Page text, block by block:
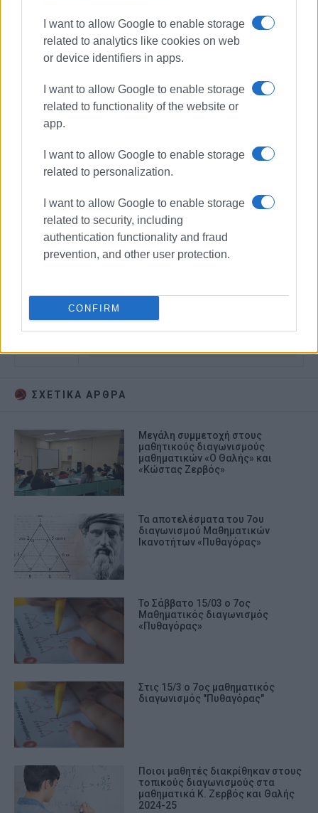
I want to allow Google to enable storage
related to analytics like cookies on web
or device identifiers in apps.
I want to allow Google to enable storage
related to functionality of the website or
app.
I want to allow Google to enable storage
related to personalization.
I want to allow Google to enable storage
related to security, including
authentication functionality and fraud
prevention, and other user protection.
CONFIRM
ΜΑΘΗΜΑΤΙΚΟΣ ΔΙΑΓΩΝΙΣΜΟΣ
ΣΧΕΤΙΚA AΡΘΡΑ
Μεγάλη συμμετοχή στους
μαθητικούς διαγωνισμούς
μαθηματικών «Ο Θαλής» και
«Κώστας Ζερβός»
Τα αποτελέσματα του 7ου
διαγωνισμού Μαθηματικών
Ικανοτήτων «Πυθαγόρας»
Το Σάββατο 15/03 ο 7ος
Μαθηματικός διαγωνισμός
«Πυθαγόρας»
Στις 15/3 ο 7ος μαθηματικός
διαγωνισμός "Πυθαγόρας"
Ποιοι μαθητές διακρίθηκαν στους
τοπικούς διαγωνισμούς στα
μαθηματικά Κ. Ζερβός και Θαλής
2024-25